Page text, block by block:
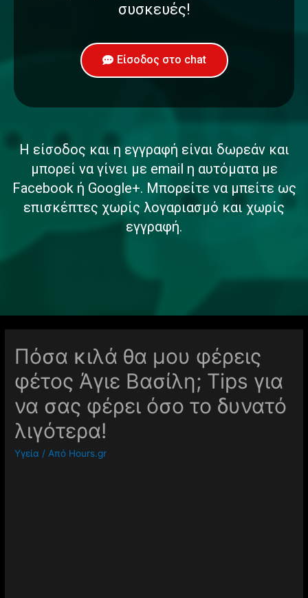
συσκευές!
Είσοδος στο chat
Η είσοδος και η εγγραφή είναι δωρεάν και
μπορεί να γίνει με email η αυτόματα με
Facebook ή Google+. Μπορείτε να μπείτε ως
επισκέπτες χωρίς λογαριασμό και χωρίς
εγγραφή.
Πόσα κιλά θα μου φέρεις
φέτος Άγιε Βασίλη; Tips για
να σας φέρει όσο το δυνατό
λιγότερα!
Υγεία / Από Hours.gr